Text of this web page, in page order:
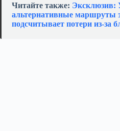
Читайте также: Эксклюзив:
альтернативные маршруты
подсчитывает потери из‑за